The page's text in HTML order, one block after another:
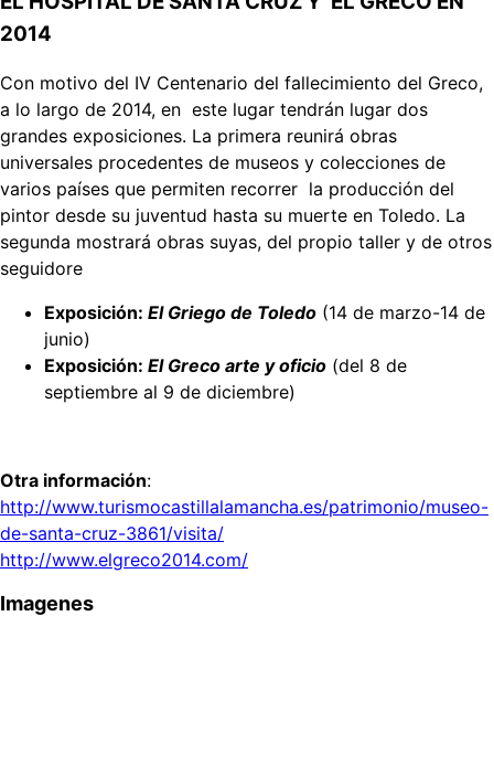
2014
Con motivo del IV Centenario del fallecimiento del Greco,
a lo largo de 2014, en este lugar tendrán lugar dos
grandes exposiciones. La primera reunirá obras
universales procedentes de museos y colecciones de
varios países que permiten recorrer la producción del
pintor desde su juventud hasta su muerte en Toledo. La
segunda mostrará obras suyas, del propio taller y de otros
seguidore
Exposición: El Griego de Toledo (14 de marzo-14 de
junio)
Exposición: El Greco arte y oficio (del 8 de
septiembre al 9 de diciembre)
Otra información:
http://www.turismocastillalamancha.es/patrimonio/museo-
de-santa-cruz-3861/visita/
http://www.elgreco2014.com/
Imagenes